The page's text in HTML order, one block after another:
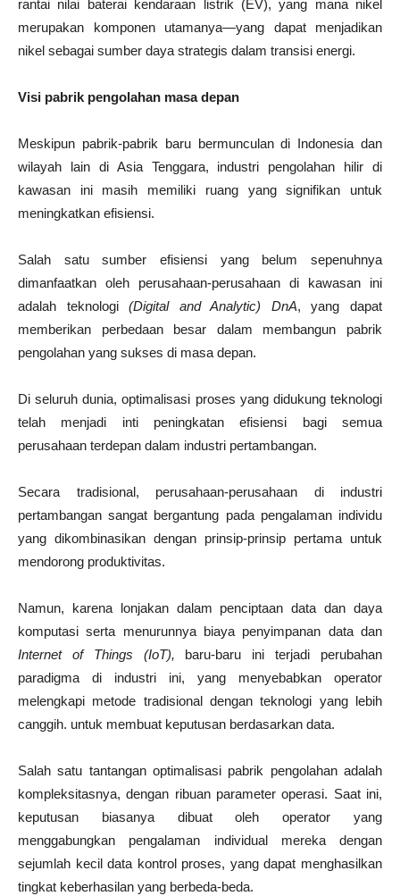
rantai nilai baterai kendaraan listrik (EV), yang mana nikel
merupakan komponen utamanya—yang dapat menjadikan
nikel sebagai sumber daya strategis dalam transisi energi.
Visi pabrik pengolahan masa depan
Meskipun pabrik-pabrik baru bermunculan di Indonesia dan
wilayah lain di Asia Tenggara, industri pengolahan hilir di
kawasan ini masih memiliki ruang yang signifikan untuk
meningkatkan efisiensi.
Salah satu sumber efisiensi yang belum sepenuhnya
dimanfaatkan oleh perusahaan-perusahaan di kawasan ini
adalah teknologi(Digital and Analytic) DnA, yang dapat
memberikan perbedaan besar dalam membangun pabrik
pengolahan yang sukses di masa depan.
Di seluruh dunia, optimalisasi proses yang didukung teknologi
telah menjadi inti peningkatan efisiensi bagi semua
perusahaan terdepan dalam industri pertambangan.
Secara tradisional, perusahaan-perusahaan di industri
pertambangan sangat bergantung pada pengalaman individu
yang dikombinasikan dengan prinsip-prinsip pertama untuk
mendorong produktivitas.
Namun, karena lonjakan dalam penciptaan data dan daya
komputasi serta menurunnya biaya penyimpanan data dan
Internet of Things (IoT), baru-baru ini terjadi perubahan
paradigma di industri ini, yang menyebabkan operator
melengkapi metode tradisional dengan teknologi yang lebih
canggih. untuk membuat keputusan berdasarkan data.
Salah satu tantangan optimalisasi pabrik pengolahan adalah
kompleksitasnya, dengan ribuan parameter operasi. Saat ini,
keputusan biasanya dibuat oleh operator yang
menggabungkan pengalaman individual mereka dengan
sejumlah kecil data kontrol proses, yang dapat menghasilkan
tingkat keberhasilan yang berbeda-beda.